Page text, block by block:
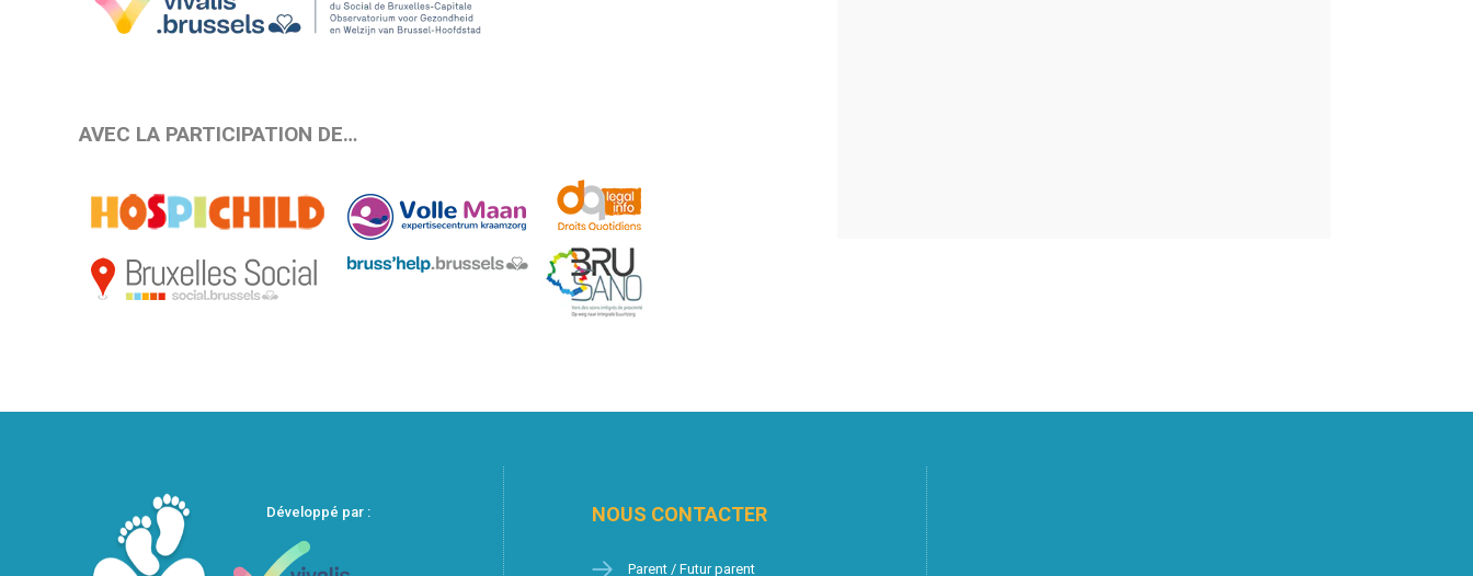
AVEC LA PARTICIPATION DE…
Développé par : NOUS CONTACTER
Parent / Futur parent